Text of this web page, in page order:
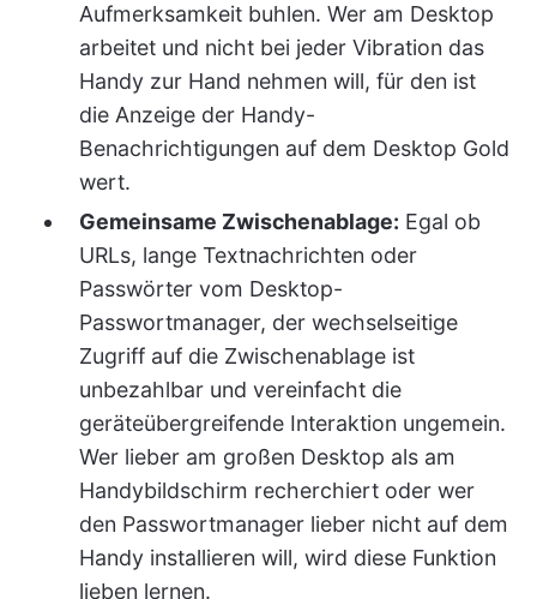
Aufmerksamkeit buhlen. Wer am Desktop
arbeitet und nicht bei jeder Vibration das
Handy zur Hand nehmen will, für den ist
die Anzeige der Handy-
Benachrichtigungen auf dem Desktop Gold
wert.
Gemeinsame Zwischenablage: Egal ob
URLs, lange Textnachrichten oder
Passwörter vom Desktop-
Passwortmanager, der wechselseitige
Zugriff auf die Zwischenablage ist
unbezahlbar und vereinfacht die
geräteübergreifende Interaktion ungemein.
Wer lieber am großen Desktop als am
Handybildschirm recherchiert oder wer
den Passwortmanager lieber nicht auf dem
Handy installieren will, wird diese Funktion
lieben lernen.